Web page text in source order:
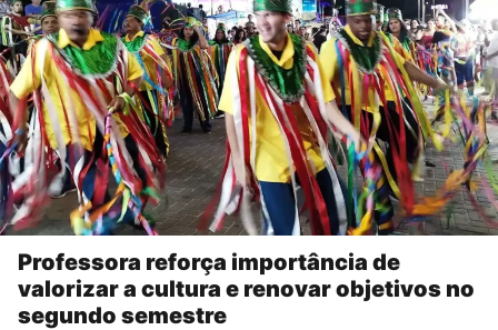
Professora reforça importância de
valorizar a cultura e renovar objetivos no
segundo semestre